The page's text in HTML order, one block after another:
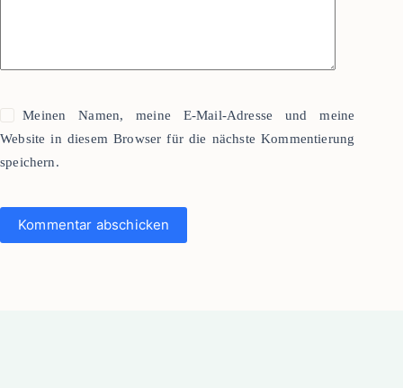
Meinen Namen, meine E-Mail-Adresse und meine
Website in diesem Browser für die nächste Kommentierung
speichern.
Kommentar abschicken